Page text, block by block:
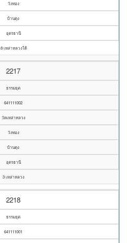
วังทอง
บ้านดุง
อุดรธานี
8 เหล่าหลวงใต้
2217
ธรรมยุต
641111002
วัดเหล่าหลวง
วังทอง
บ้านดุง
อุดรธานี
3 เหล่าหลวง
2218
ธรรมยุต
641111001